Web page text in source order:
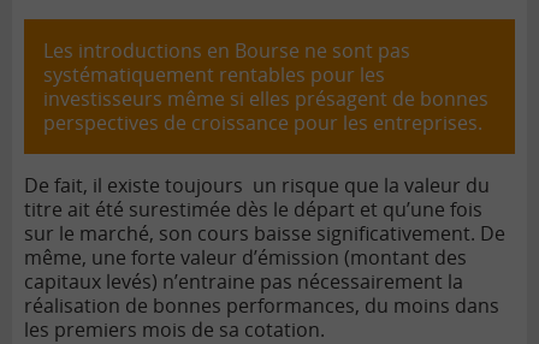
Les introductions en Bourse ne sont pas
systématiquement rentables pour les
investisseurs même si elles présagent de bonnes
perspectives de croissance pour les entreprises.
De fait, il existe toujours un risque que la valeur du
titre ait été surestimée dès le départ et qu’une fois
sur le marché, son cours baisse significativement. De
même, une forte valeur d’émission (montant des
capitaux levés) n’entraine pas nécessairement la
réalisation de bonnes performances, du moins dans
les premiers mois de sa cotation.